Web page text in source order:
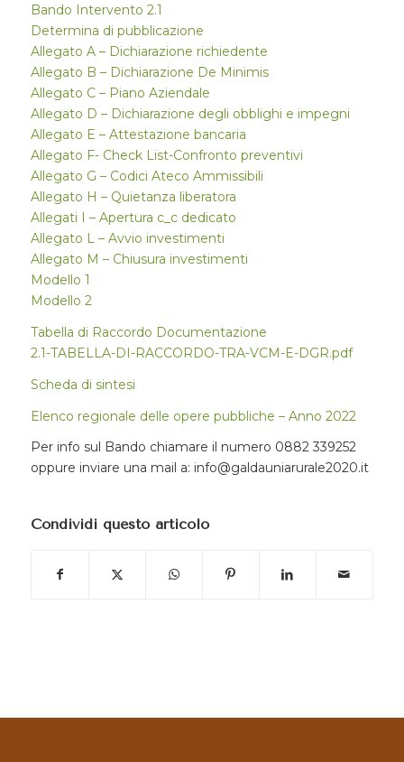
Bando Intervento 2.1
Determina di pubblicazione
Allegato A – Dichiarazione richiedente
Allegato B – Dichiarazione De Minimis
Allegato C – Piano Aziendale
Allegato D – Dichiarazione degli obblighi e impegni
Allegato E – Attestazione bancaria
Allegato F- Check List-Confronto preventivi
Allegato G – Codici Ateco Ammissibili
Allegato H – Quietanza liberatora
Allegati I – Apertura c_c dedicato
Allegato L – Avvio investimenti
Allegato M – Chiusura investimenti
Modello 1
Modello 2
Tabella di Raccordo Documentazione
2.1-TABELLA-DI-RACCORDO-TRA-VCM-E-DGR.pdf
Scheda di sintesi
Elenco regionale delle opere pubbliche – Anno 2022
Per info sul Bando chiamare il numero 0882 339252
oppure inviare una mail a: info@galdauniarurale2020.it
Condividi questo articolo